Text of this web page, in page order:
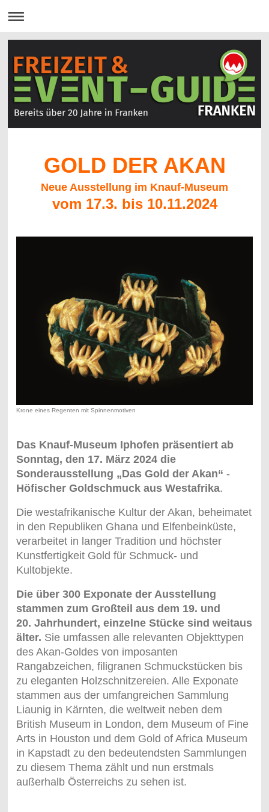
GOLD DER AKAN
Neue Ausstellung im Knauf-Museum
vom 17.3. bis 10.11.2024
Krone eines Regenten mit Spinnenmotiven
Das Knauf-Museum Iphofen präsentiert ab
Sonntag, den 17. März 2024 die
Sonderausstellung „Das Gold der Akan“ -
Höfischer Goldschmuck aus Westafrika.
Die westafrikanische Kultur der Akan, beheimatet
in den Republiken Ghana und Elfenbeinküste,
verarbeitet in langer Tradition und höchster
Kunstfertigkeit Gold für Schmuck- und
Kultobjekte.
Die über 300 Exponate der Ausstellung
stammen zum Großteil aus dem 19. und
20. Jahrhundert, einzelne Stücke sind weitaus
älter. Sie umfassen alle relevanten Objekttypen
des Akan-Goldes von imposanten
Rangabzeichen, filigranen Schmuckstücken bis
zu eleganten Holzschnitzereien. Alle Exponate
stammen aus der umfangreichen Sammlung
Liaunig in Kärnten, die weltweit neben dem
British Museum in London, dem Museum of Fine
Arts in Houston und dem Gold of Africa Museum
in Kapstadt zu den bedeutendsten Sammlungen
zu diesem Thema zählt und nun erstmals
außerhalb Österreichs zu sehen ist.